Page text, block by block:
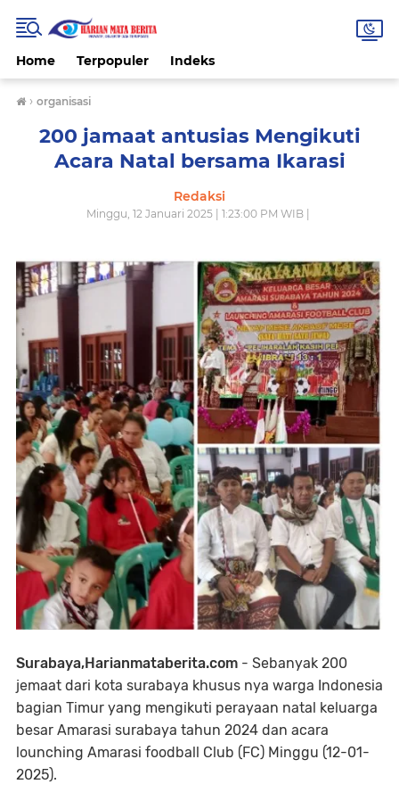
Home Terpopuler Indeks
› organisasi
200 jamaat antusias Mengikuti
Acara Natal bersama Ikarasi
Redaksi
Minggu, 12 Januari 2025 | 1:23:00 PM WIB |
Surabaya,Harianmataberita.com - Sebanyak 200
jemaat dari kota surabaya khusus nya warga Indonesia
bagian Timur yang mengikuti perayaan natal keluarga
besar Amarasi surabaya tahun 2024 dan acara
lounching Amarasi foodball Club (FC) Minggu (12-01-
2025).